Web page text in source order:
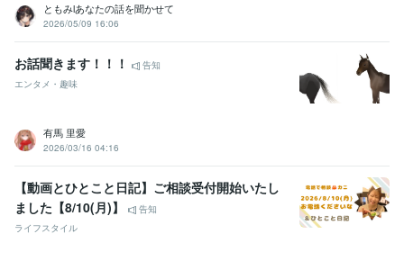
ともみlあなたの話を聞かせて
2026/05/09 16:06
お話聞きます！！！
告知
エンタメ・趣味
有馬 里愛
2026/03/16 04:16
【動画とひとこと日記】ご相談受付開始いたし
ました【8/10(月)】
告知
ライフスタイル